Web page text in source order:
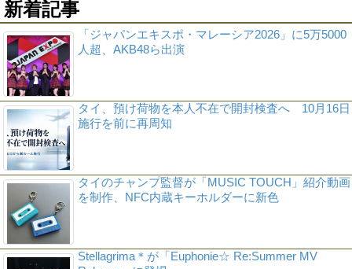
新着記事
「ジャパンエキスポ・マレーシア2026」に5万5000
人超、AKB48ら出演
タイ、預け荷物を本人不在で開封検査へ 10月16日
施行を前に再周知
タイのチャンプ監督が「MUSIC TOUCH」紹介動画
を制作、NFC内蔵キーホルダーに新色
Stellagrima＊が「Euphonie☆ Re:Summer MV